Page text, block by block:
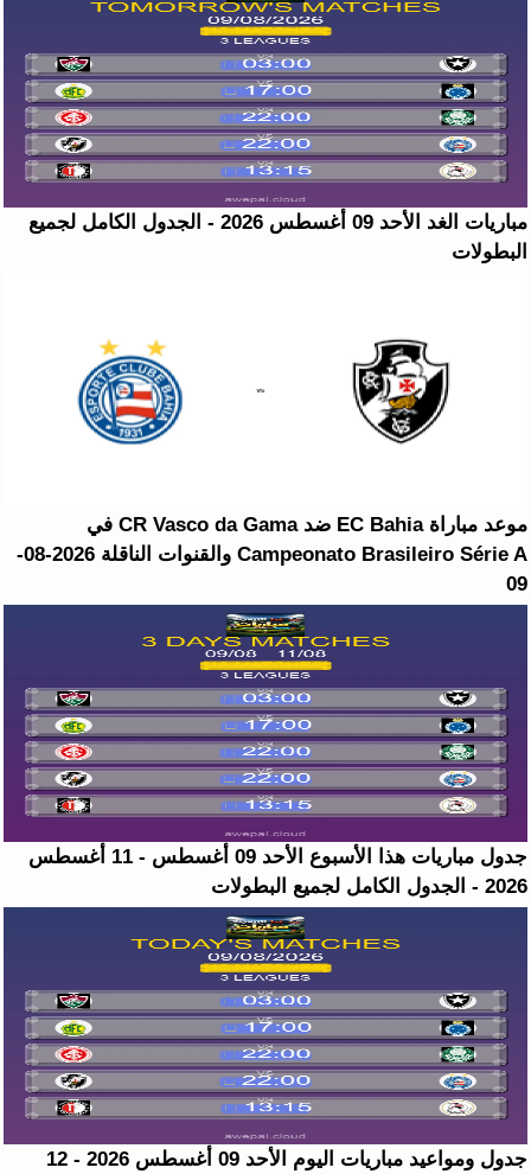
مباريات الغد الأحد 09 أغسطس 2026 - الجدول الكامل لجميع
البطولات
موعد مباراة EC Bahia ضد CR Vasco da Gama في
Campeonato Brasileiro Série A والقنوات الناقلة 2026-08-
09
جدول مباريات هذا الأسبوع الأحد 09 أغسطس - 11 أغسطس
2026 - الجدول الكامل لجميع البطولات
جدول ومواعيد مباريات اليوم الأحد 09 أغسطس 2026 - 12